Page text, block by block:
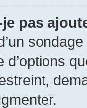
pas
d’options